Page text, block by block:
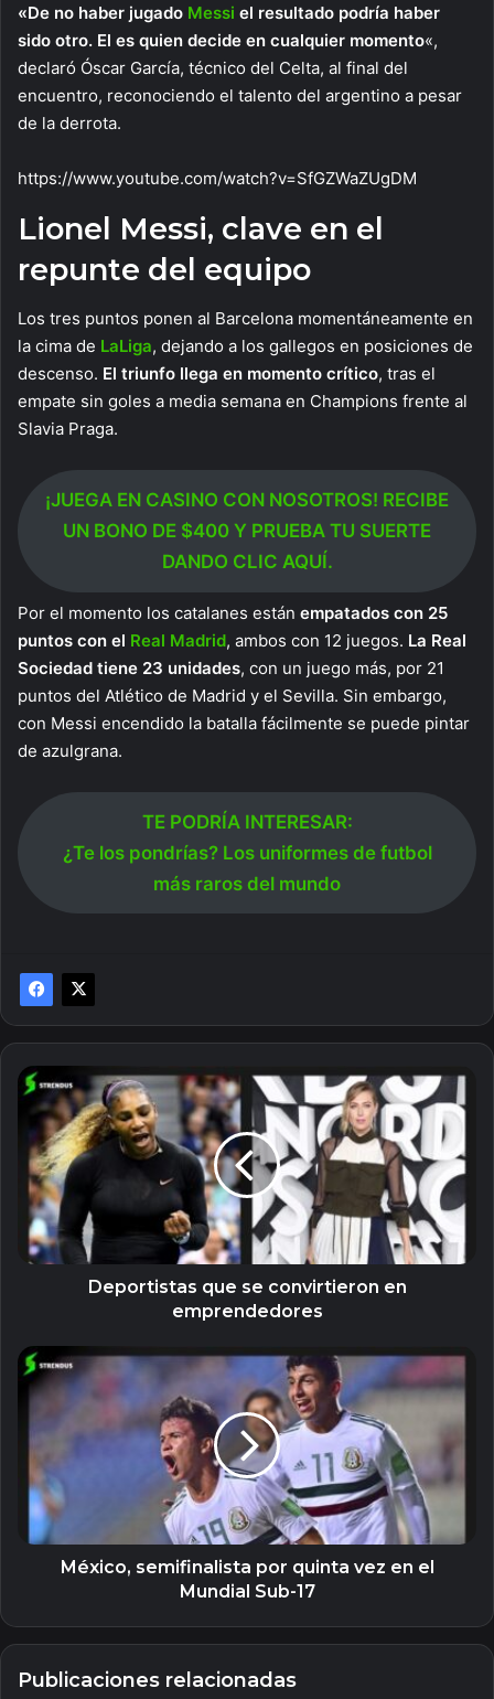
«De no haber jugado Messi el resultado podría haber
sido otro. El es quien decide en cualquier momento«,
declaró Óscar García, técnico del Celta, al final del
encuentro, reconociendo el talento del argentino a pesar
de la derrota.
https://www.youtube.com/watch?v=SfGZWaZUgDM
Lionel Messi, clave en el
repunte del equipo
Los tres puntos ponen al Barcelona momentáneamente en
la cima de LaLiga, dejando a los gallegos en posiciones de
descenso. El triunfo llega en momento crítico, tras el
empate sin goles a media semana en Champions frente al
Slavia Praga.
¡JUEGA EN CASINO CON NOSOTROS! RECIBE
UN BONO DE $400 Y PRUEBA TU SUERTE
DANDO CLIC AQUÍ.
Por el momento los catalanes están empatados con 25
puntos con el Real Madrid, ambos con 12 juegos. La Real
Sociedad tiene 23 unidades, con un juego más, por 21
puntos del Atlético de Madrid y el Sevilla. Sin embargo,
con Messi encendido la batalla fácilmente se puede pintar
de azulgrana.
TE PODRÍA INTERESAR:
¿Te los pondrías? Los uniformes de futbol
más raros del mundo
Deportistas
que
convirtieron
en
emprendedores
Deportistas que se convirtieron en
emprendedores
México,
semifinalista
quinta
vez
Mundial
Sub-
México, semifinalista por quinta vez en el
Mundial Sub-17
Publicaciones relacionadas